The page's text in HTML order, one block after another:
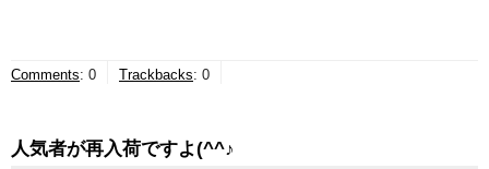
Comments: 0 Trackbacks: 0
人気者が再入荷ですよ(^^♪